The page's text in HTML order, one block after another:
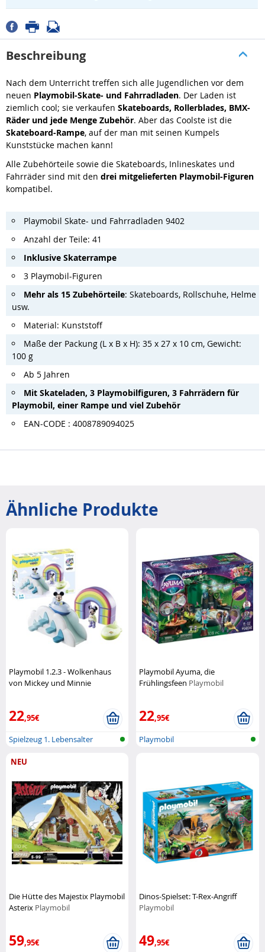
Beschreibung
Nach dem Unterricht treffen sich alle Jugendlichen vor dem
neuen Playmobil-Skate- und Fahrradladen. Der Laden ist
ziemlich cool; sie verkaufen Skateboards, Rollerblades, BMX-
Räder und jede Menge Zubehör. Aber das Coolste ist die
Skateboard-Rampe, auf der man mit seinen Kumpels
Kunststücke machen kann!
Alle Zubehörteile sowie die Skateboards, Inlineskates und
Fahrräder sind mit den drei mitgelieferten Playmobil-Figuren
kompatibel.
Playmobil Skate- und Fahrradladen 9402
Anzahl der Teile: 41
Inklusive Skaterrampe
3 Playmobil-Figuren
Mehr als 15 Zubehörteile: Skateboards, Rollschuhe, Helme
usw.
Material: Kunststoff
Maße der Packung (L x B x H): 35 x 27 x 10 cm, Gewicht:
100 g
Ab 5 Jahren
Mit Skateladen, 3 Playmobilfiguren, 3 Fahrrädern für
Playmobil, einer Rampe und viel Zubehör
EAN-CODE : 4008789094025
Ähnliche Produkte
Playmobil 1.2.3 - Wolkenhaus
von Mickey und Minnie
22,95€
Spielzeug 1. Lebensalter
Playmobil Ayuma, die
Frühlingsfeen Playmobil
22,95€
Playmobil
NEU
Die Hütte des Majestix Playmobil
Asterix Playmobil
59,95€
Dinos-Spielset: T-Rex-Angriff
Playmobil
49,95€